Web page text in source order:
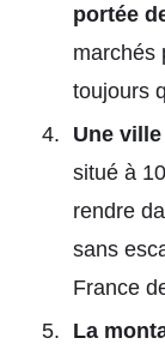
portée
marchés
toujours
Une
situé à
rendre
sans
France
La